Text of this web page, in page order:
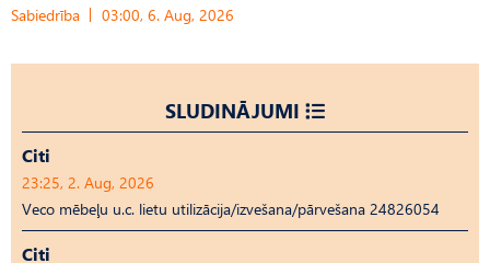
Sabiedrība 03:00, 6. Aug, 2026
SLUDINĀJUMI
Citi
23:25, 2. Aug, 2026
Veco mēbeļu u.c. lietu utilizācija/izvešana/pārvešana 24826054
Citi